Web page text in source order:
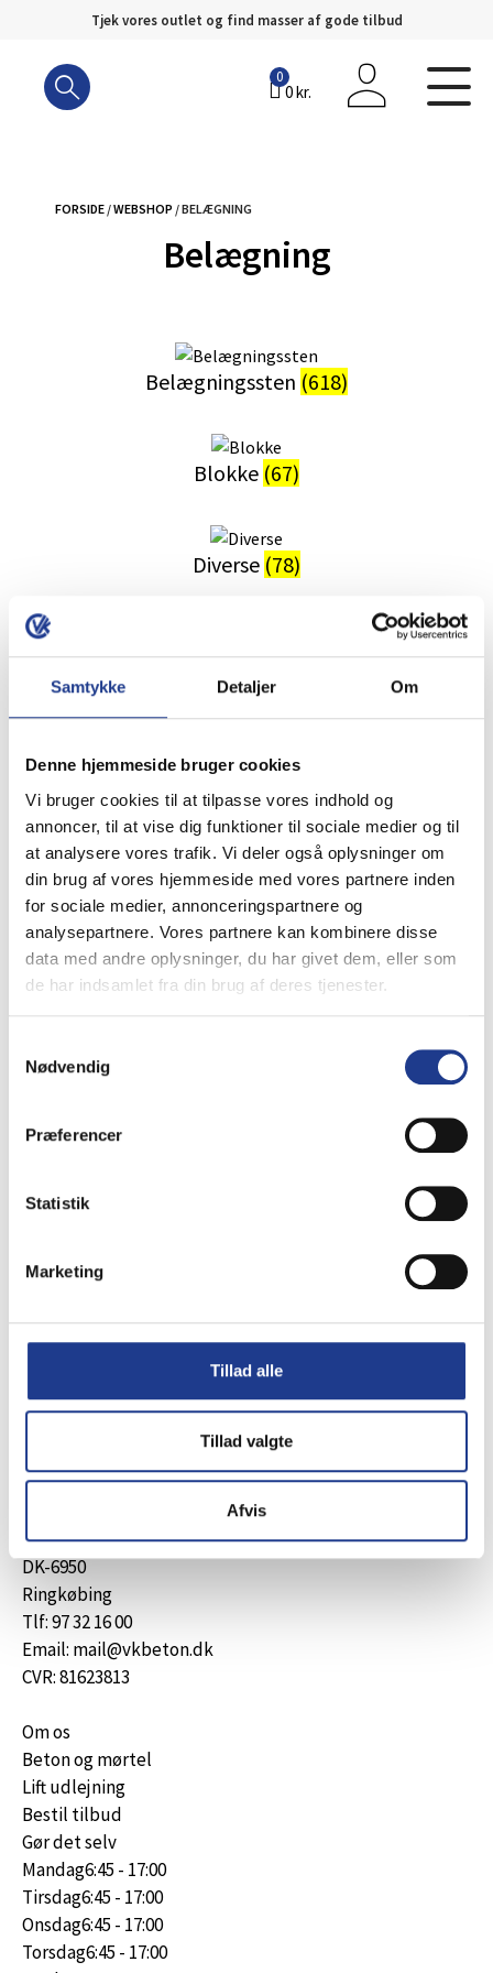
Samtykke Detaljer Om
Denne hjemmeside bruger cookies
Vi bruger cookies til at tilpasse vores indhold og
annoncer, til at vise dig funktioner til sociale medier og til
at analysere vores trafik. Vi deler også oplysninger om
din brug af vores hjemmeside med vores partnere inden
for sociale medier, annonceringspartnere og
analysepartnere. Vores partnere kan kombinere disse
data med andre oplysninger, du har givet dem, eller som
de har indsamlet fra din brug af deres tjenester.
Nødvendig
Præferencer
Statistik
Marketing
Tillad alle
Tillad valgte
Afvis
Tjek vores outlet og find masser af gode tilbud
indhold
0kr.
0
FORSIDE /WEBSHOP / BELÆGNING
Belægning
Belægningssten (618)
Blokke (67)
Diverse (78)
Havefliser(261)
Find et godt tilbud &
spar penge!
Se alle tilbud
Nemt at købe ved VK Beton
efter produkt og størrelse
Fri fragt - over 5 paller
Har du et akut spørgsmål?
Vi sidder altid klar ved telefonen og mailen –
på den måde er der altid hjælp at hente
Send email
+45 97 32 16 00
Herningvej 47
DK-6950
Ringkøbing
Tlf: 97 32 16 00
Email: mail@vkbeton.dk
CVR: 81623813
Om os
Beton og mørtel
Lift udlejning
Bestil tilbud
Gør det selv
Mandag6:45 - 17:00
Tirsdag6:45 - 17:00
Onsdag6:45 - 17:00
Torsdag6:45 - 17:00